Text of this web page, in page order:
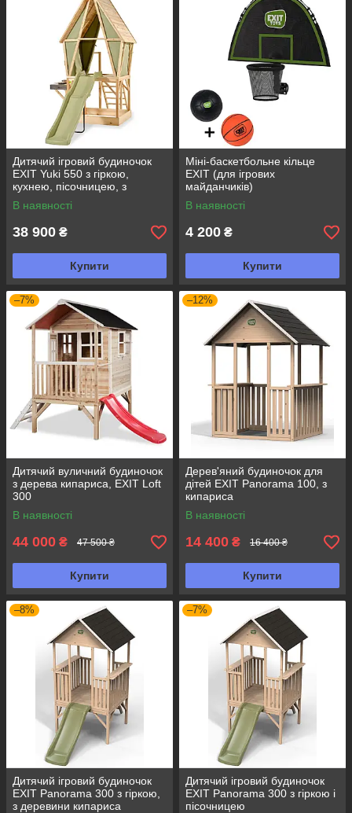
Дитячий ігровий будиночок
EXIT Yuki 550 з гіркою,
кухнею, пісочницею, з
кипариса
В наявності
38 900 ₴
Купити
Міні-баскетбольне кільце
EXIT (для ігрових
майданчиків)
В наявності
4 200 ₴
Купити
–7%
Дитячий вуличний будиночок
з дерева кипариса, EXIT Loft
300
В наявності
44 000 ₴ 47 500 ₴
Купити
–12%
Дерев'яний будиночок для
дітей EXIT Panorama 100, з
кипариса
В наявності
14 400 ₴ 16 400 ₴
Купити
–8%
Дитячий ігровий будиночок
EXIT Panorama 300 з гіркою,
з деревини кипариса
–7%
Дитячий ігровий будиночок
EXIT Panorama 300 з гіркою і
пісочницею